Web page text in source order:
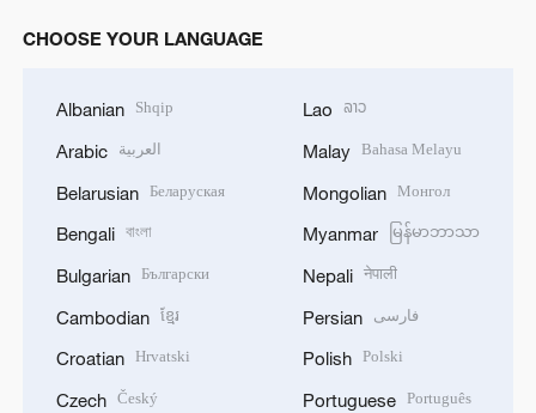
CHOOSE YOUR LANGUAGE
Albanian Shqip
Arabic العربية
Belarusian Беларуская
Bengali বাংলা
Bulgarian Български
Cambodian ខ្មែរ
Croatian Hrvatski
Czech Český
Lao ລາວ
Malay Bahasa Melayu
Mongolian Монгол
Myanmar မြန်မာဘာသာ
Nepali नेपाली
Persian فارسی
Polish Polski
Portuguese Português